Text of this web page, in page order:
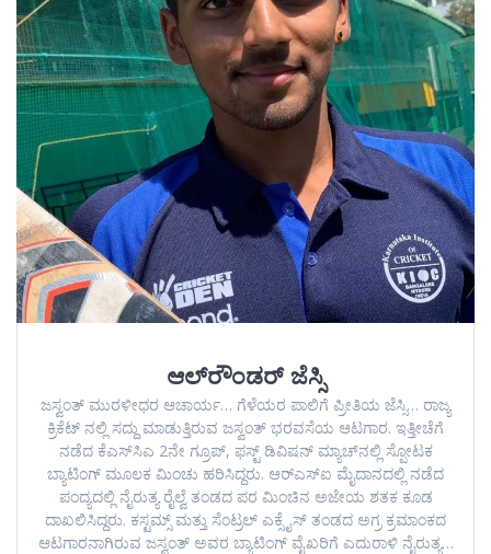
ಆಲ್‌ರೌಂಡರ್‌ ಜೆಸ್ಸಿ
ಜಸ್ವಂತ್ ಮುರಳೀಧರ ಆಚಾರ್ಯ… ಗೆಳೆಯರ ಪಾಲಿಗೆ ಪ್ರೀತಿಯ ಜೆಸ್ಸಿ… ರಾಜ್ಯ
ಕ್ರಿಕೆಟ್ ನಲ್ಲಿ ಸದ್ದು ಮಾಡುತ್ತಿರುವ ಜಸ್ವಂತ್ ಭರವಸೆಯ ಆಟಗಾರ. ಇತ್ತೀಚೆಗೆ
ನಡೆದ ಕೆಎಸ್‍ಸಿಎ 2ನೇ ಗ್ರೂಪ್, ಫಸ್ಟ್ ಡಿವಿಷನ್ ಮ್ಯಾಚ್‍ನಲ್ಲಿ ಸ್ಪೋಟಕ
ಬ್ಯಾಟಿಂಗ್ ಮೂಲಕ ಮಿಂಚು ಹರಿಸಿದ್ದರು. ಆರ್‍ಎಸ್‍ಐ ಮೈದಾನದಲ್ಲಿ ನಡೆದ
ಪಂದ್ಯದಲ್ಲಿ ನೈರುತ್ಯ ರೈಲ್ವೆ ತಂಡದ ಪರ ಮಿಂಚಿನ ಅಜೇಯ ಶತಕ ಕೂಡ
ದಾಖಲಿಸಿದ್ದರು. ಕಸ್ಟಮ್ಸ್ ಮತ್ತು ಸೆಂಟ್ರಲ್ ಎಕ್ಸೈಸ್ ತಂಡದ ಅಗ್ರ ಕ್ರಮಾಂಕದ
ಆಟಗಾರನಾಗಿರುವ ಜಸ್ವಂತ್ ಅವರ ಬ್ಯಾಟಿಂಗ್ ವೈಖರಿಗೆ ಎದುರಾಳಿ ನೈರುತ್ಯ…